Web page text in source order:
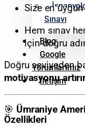
Sınavı
Blog
Google
Yorumlarımız
İletişim
Size en
Hem sınav
için doğru
Doğru seviyeden
motivasyonu
🎯 Ümraniye
Özellikleri